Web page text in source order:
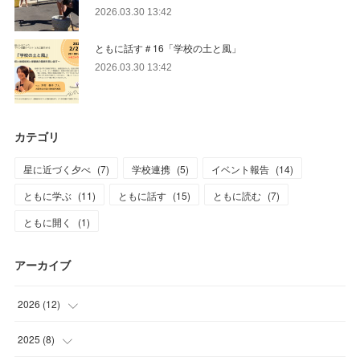
2026.03.30 13:42
ともに話す＃16「学校の土と風」
2026.03.30 13:42
カテゴリ
星に近づく夕べ (7) 学校連携 (5) イベント報告 (14)
ともに学ぶ (11) ともに話す (15) ともに読む (7)
ともに開く
(1)
アーカイブ
2026 (12)
( )
2025 (8)